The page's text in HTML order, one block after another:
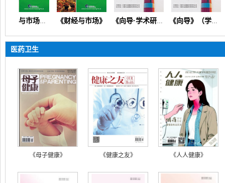
《财经与市场》（经济财会金融管理市场营销）【国际版】 《财经与市场》 《向导·学术研究》（文化教育教学教研科研管理图书档案） 《向导》（学术研究）【龙源版】
医药卫生
《母子健康》 《健康之友》 《人人健康》